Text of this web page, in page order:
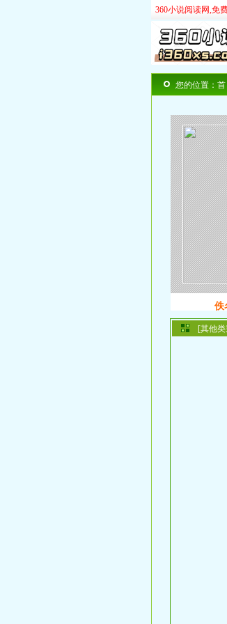
360小说阅读网,免
玄幻 奇幻| 武侠
[其他
您的位置： 首
佚